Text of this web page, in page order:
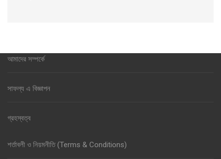
আমাদের সম্পর্কে
সাফল্য এ বিজ্ঞাপন
গ্রহস্বত্ব
শর্তাবলী ও নিয়মনীতি (Terms & Conditions)